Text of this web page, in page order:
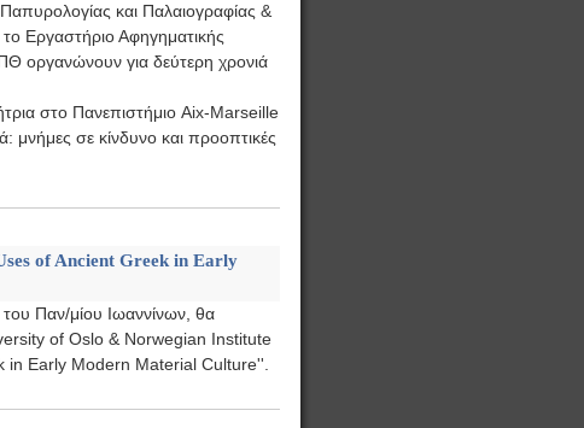
και Παλαιογραφίας &
Εργαστήριο Αφηγηματικής
οργανώνουν για δεύτερη χρονιά
στο Πανεπιστήμιο Aix-Marseille
μνήμες σε κίνδυνο και προοπτικές
of Ancient Greek in Early
Παν/μίου Ιωαννίνων, θα
of Oslo & Norwegian Institute
in Early Modern Material Culture''.